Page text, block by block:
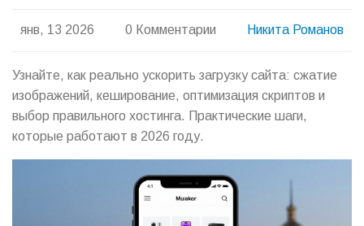
янв, 13 2026 0 Комментарии Никита Романов
Узнайте, как реально ускорить загрузку сайта: сжатие
изображений, кеширование, оптимизация скриптов и
выбор правильного хостинга. Практические шаги,
которые работают в 2026 году.